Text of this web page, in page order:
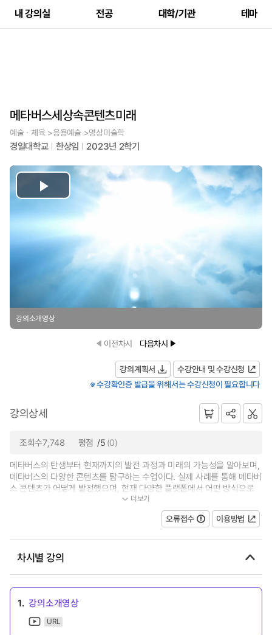
내 강의실 전공 대학/기관 테마
메타버스세상속콘텐츠미래
예술ㆍ체육 >응용예술 >영상미술학
경일대학교 한상임 2023년 2학기
Play
강의소개영상
이전차시 다음차시
강의계획서
수강안내 및 수강신청
※ 수강확인증 발급을 위해서는 수강신청이 필요합니다
강의상세
조회수7,748 평점 /5 (0)
메타버스의 탄생부터 현재까지의 발전 과정과 미래의 가능성을 알아보며,
메타버스의 다양한 콘텐츠를 탐구하는 수업이다. 실제 사례를 통해 메타버
스 콘텐츠가 어떻게 발전했으며, 현재 다양한 플랫폼에서 어떤 방식으로
사용되고 있는지를 학습한다. 또한...더보기
오류접수 이용방법
차시별 강의
1. 강의소개영상
URL